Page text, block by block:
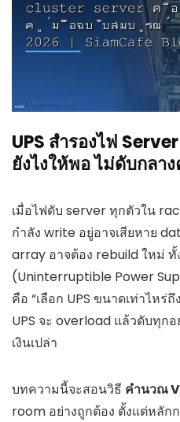
UPS สำรองไฟ
ยังไงให้พอ ไม่ดับกลา
เมื่อไฟดับ server ทุกตัวใน
กำลัง write อยู่อาจเสียหาย
array อาจต้อง rebuild ใหม่
(Uninterruptible Power
คือ “เลือก UPS ขนาดเท่าไหร่
UPS จะ overload แล้วดับทุกอ
เงินเปล่า
บทความนี้จะสอนวิธี คำนวณ
room อย่างถูกต้อง ตั้งแต่หลัก